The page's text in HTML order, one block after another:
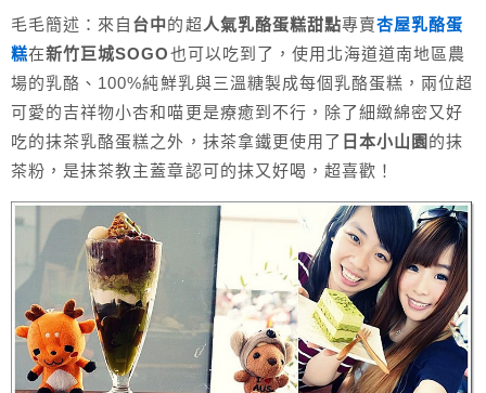
毛毛簡述：來自 台中的超 人氣乳酪蛋糕甜點專賣杏屋乳酪蛋
糕在新竹巨城SOGO也可以吃到了，使用北海道道南地區農
場的乳酪、100%純鮮乳與三溫糖製成每個乳酪蛋糕，兩位超
可愛的吉祥物小杏和喵更是療癒到不行，除了細緻綿密又好
吃的抹茶乳酪蛋糕之外，抹茶拿鐵更使用了 日本小山園 的抹
茶粉，是抹茶教主蓋章認可的抹又好喝，超喜歡！